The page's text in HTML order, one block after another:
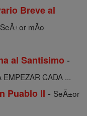
Breve al
mÃ­o
al Santisimo -
EMPEZAR CADA ...
Puablo II - SeÃ±or